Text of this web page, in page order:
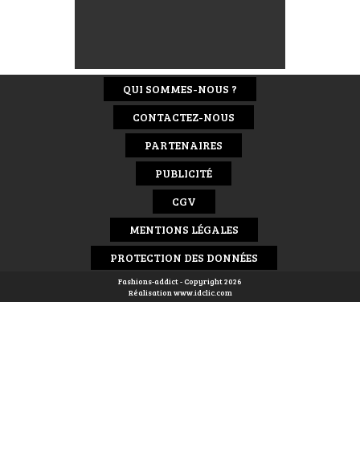
QUI SOMMES-NOUS ?
CONTACTEZ-NOUS
PARTENAIRES
PUBLICITÉ
CGV
MENTIONS LÉGALES
PROTECTION DES DONNÉES
Fashions-addict - Copyright 2026
Réalisationwww.idclic.com